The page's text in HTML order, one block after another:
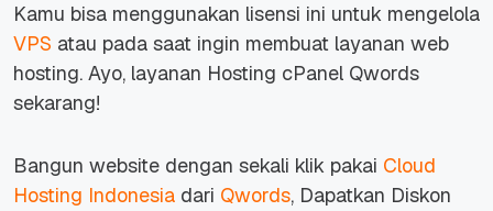
Kamu bisa menggunakan lisensi ini untuk mengelola
VPS atau pada saat ingin membuat layanan web
hosting. Ayo, layanan Hosting cPanel Qwords
sekarang!
Bangun website dengan sekali klik pakai Cloud
Hosting Indonesia dari Qwords, Dapatkan Diskon